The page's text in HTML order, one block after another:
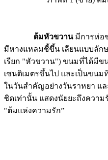
ต้มหัวขวานมีการห่อ
มีหางแหลมชี้ขึ้น เลียนแบบลั
เรียก "หัวขวาน") ขนมที่ได้มีข
เซนติเมตรขึ้นไป และเป็นขน
ในวันสำคัญอย่างวันราหยา แ
ชิดเท่านั้น แสดงนัยยะถึงควา
"ต้มแห่งความรัก”